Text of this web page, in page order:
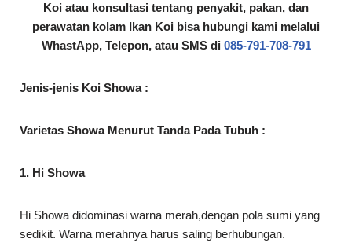
Koi atau konsultasi tentang penyakit, pakan, dan
perawatan kolam Ikan Koi bisa hubungi kami melalui
WhastApp, Telepon, atau SMS di 085-791-708-791
Jenis-jenis Koi Showa :
Varietas Showa Menurut Tanda Pada Tubuh :
1. Hi Showa
Hi Showa didominasi warna merah,dengan pola sumi yang
sedikit. Warna merahnya harus saling berhubungan.